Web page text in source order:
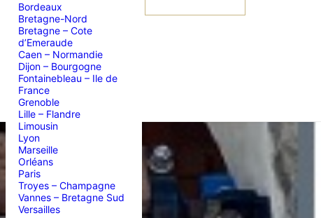
Bordeaux
Bretagne-Nord
Bretagne – Cote
d’Emeraude
Caen – Normandie
Dijon – Bourgogne
Fontainebleau – Ile de
France
Grenoble
Lille – Flandre
Limousin
Lyon
Marseille
Orléans
Paris
Troyes – Champagne
Vannes – Bretagne Sud
Versailles